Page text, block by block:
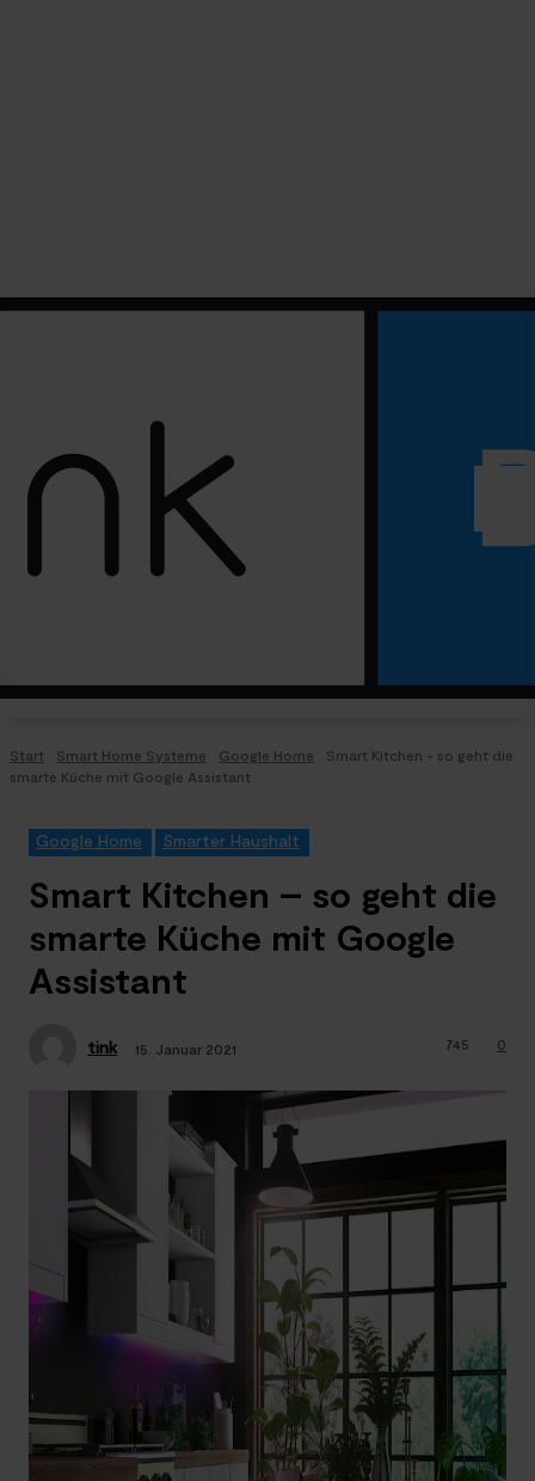
Start Smart Home Systeme Google Home
Smart Kitchen - so geht die
smarte Küche mit Google Assistant
Google Home Smarter Haushalt
Smart Kitchen – so geht die
smarte Küche mit Google
Assistant
tink 15. Januar 2021 0
745